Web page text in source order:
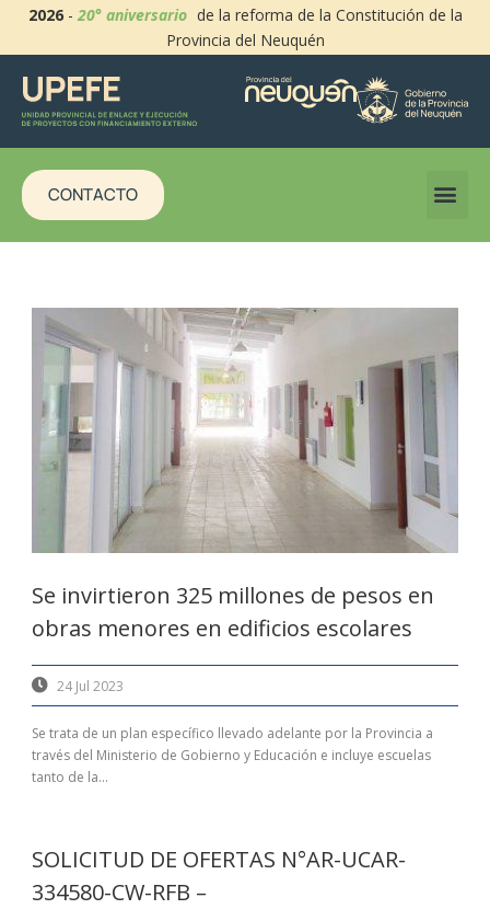
2026-20° aniversario de la reforma de la Constitución de la
Provincia del Neuquén
CONTACTO
Se invirtieron 325 millones de pesos en
obras menores en edificios escolares
24 Jul 2023
Se trata de un plan específico llevado adelante por la Provincia a
través del Ministerio de Gobierno y Educación e incluye escuelas
tanto de la...
SOLICITUD DE OFERTAS N°AR-UCAR-
334580-CW-RFB –